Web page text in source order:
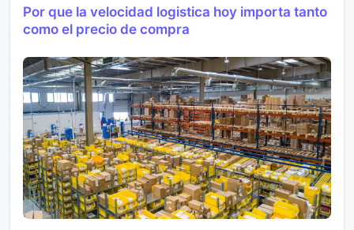
Por que la velocidad logistica hoy importa tanto
como el precio de compra